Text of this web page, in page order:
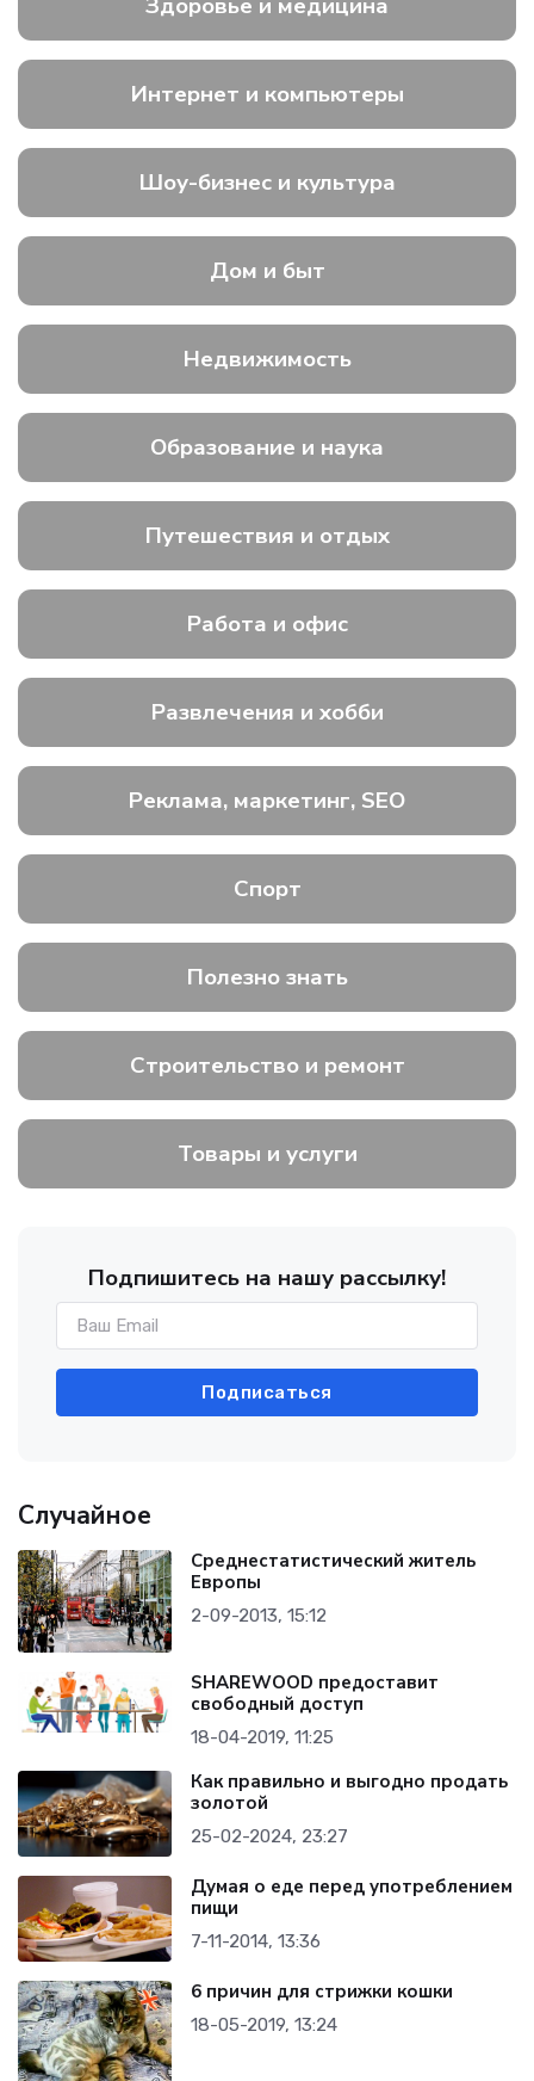
Здоровье и медицина
Интернет и компьютеры
Шоу-бизнес и культура
Дом и быт
Недвижимость
Образование и наука
Путешествия и отдых
Работа и офис
Развлечения и хобби
Реклама, маркетинг, SEO
Спорт
Полезно знать
Строительство и ремонт
Товары и услуги
Подпишитесь на нашу рассылку!
Подписаться
Случайное
Среднестатистический житель
Европы
2-09-2013, 15:12
SHAREWOOD предоставит
свободный доступ
18-04-2019, 11:25
Как правильно и выгодно продать
золотой
25-02-2024, 23:27
Думая о еде перед употреблением
пищи
7-11-2014, 13:36
6 причин для стрижки кошки
18-05-2019, 13:24